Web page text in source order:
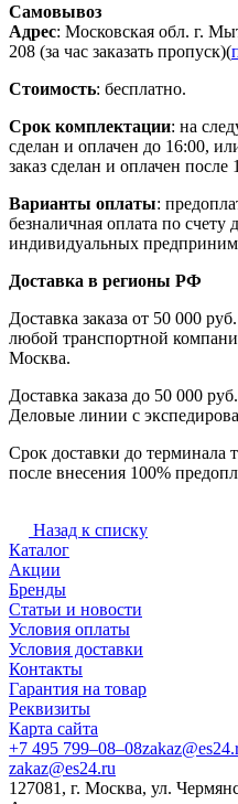
Самовывоз
Адрес: Московская обл. г.
208 (за час заказать пропуск)(
Стоимость: бесплатно.
Срок комплектации: на
сделан и оплачен до 16:00,
заказ сделан и оплачен после
Варианты оплаты:
безналичная оплата по
индивидуальных
Доставка в регионы РФ
Доставка заказа от 50 000
любой транспортной
Москва.
Доставка заказа до 50 000
Деловые линии с
Срок доставки до терминала
после внесения 100%
Назад к списку
Каталог
Акции
Бренды
Статьи и новости
Условия оплаты
Условия доставки
Контакты
Гарантия на товар
Реквизиты
Карта сайта
+7 495 799–08–08
zakaz@es24.ru
127081, г. Москва, ул.